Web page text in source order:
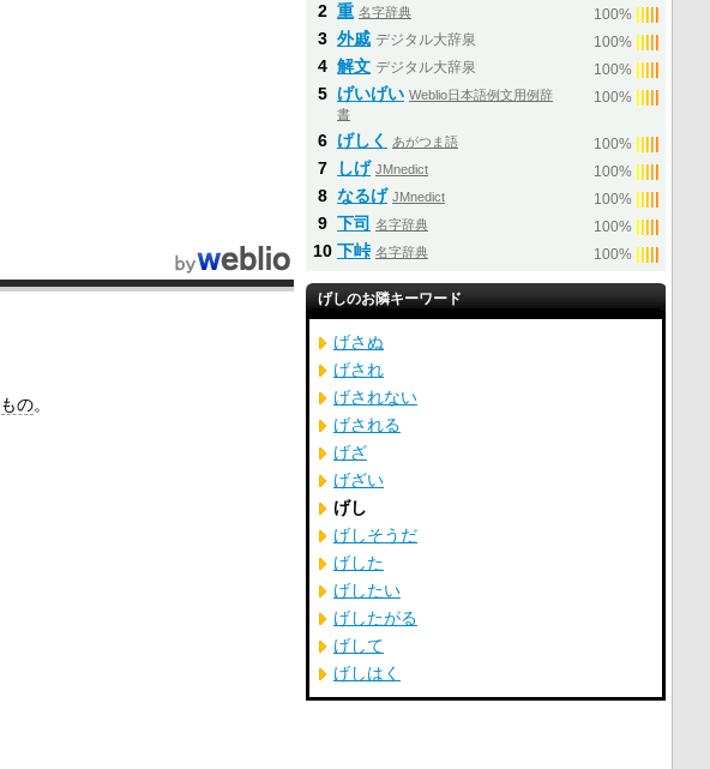
の。
2 重 名字辞典 100%
3 外戚 デジタル大辞泉 100%
4 解文 デジタル大辞泉 100%
5 げいげい Weblio日本語例文用例辞
書
100%
6 げしく あがつま語 100%
7 しげ JMnedict 100%
8 なるげ JMnedict 100%
9 下司 名字辞典 100%
10 下峠 名字辞典 100%
げしのお隣キーワード
げさぬ
げされ
げされない
げされる
げざ
げざい
げし
げしそうだ
げした
げしたい
げしたがる
げして
げしはく